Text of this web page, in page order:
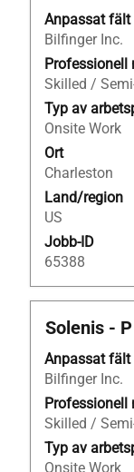
Anpassat fält
Bilfinger Inc.
Professionell
Skilled /
Typ av
Onsite Work
Ort
Charleston
Land/region
US
Jobb-ID
65388
för
att
visa
allt
innehåll
i
Titel
Solenis -
Anpassat fält
Bilfinger Inc.
Professionell
Skilled /
Typ av
Onsite Work
Klicka
för
att
visa
allt
innehåll